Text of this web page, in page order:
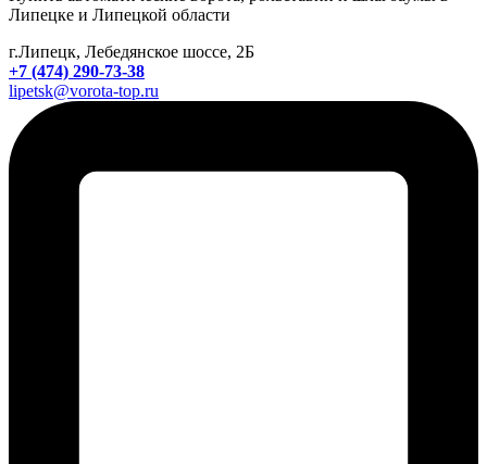
Липецке и Липецкой области
г.Липецк, Лебедянское шоссе, 2Б
+7 (474) 290-73-38
lipetsk@vorota-top.ru